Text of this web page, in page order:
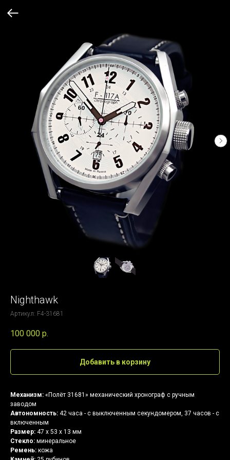
Nighthawk
Артикул: F4-31681
100 000 р.
Добавить в корзину
Механизм: «Полёт 31681» механический хронограф с ручным
заводом
Автономность: 42 часа - с выключенным секундомером, 37 часов - с
включенным
Размер: 47 x 53 x 13 мм
Стекло: минеральное
Ремень: кожа